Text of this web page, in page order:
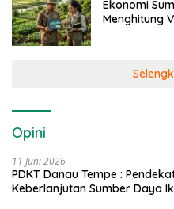
Ekonomi
Menghitung
Opini
11 Juni 2026
PDKT Danau Tempe :
Keberlanjutan Sumber Daya